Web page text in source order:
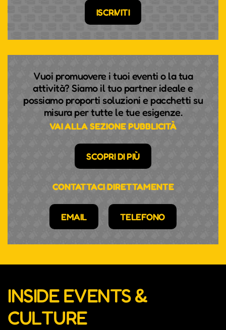
ISCRIVITI
Vuoi promuovere i tuoi eventi o la tua
attività? Siamo il tuo partner ideale e
possiamo proporti soluzioni e pacchetti su
misura per tutte le tue esigenze.
VAI ALLA SEZIONE PUBBLICITÀ
SCOPRI DI PIÙ
CONTATTACI DIRETTAMENTE
EMAIL TELEFONO
INSIDE EVENTS &
CULTURE